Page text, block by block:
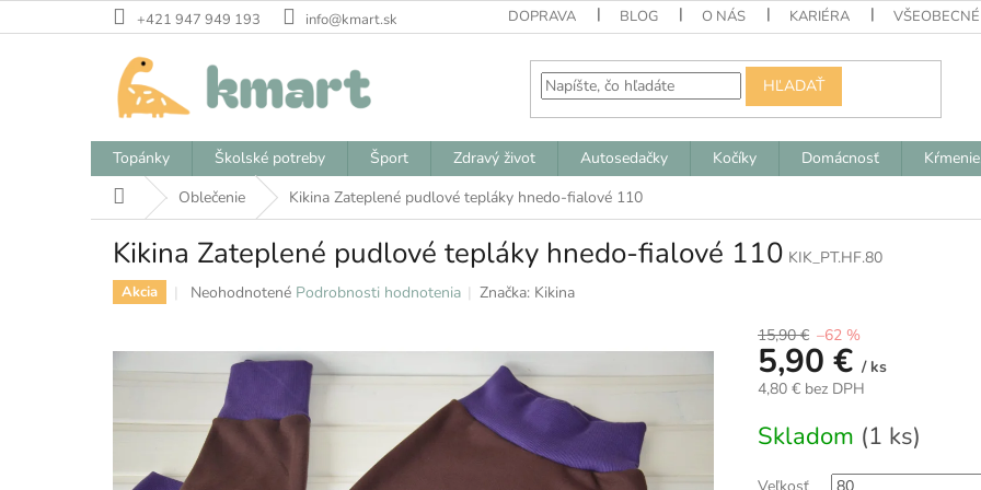
na
+421 947 949 193 info@kmart.sk DOPRAVA BLOG O NÁS KARIÉRA
HĽADAŤ
Topánky Školské potreby Šport Zdravý život Autosedačky Kočíky Domácnosť
DomovOblečenie Kikina Zateplené pudlové tepláky hnedo-fialové 110
Kikina Zateplené pudlové tepláky hnedo-fialové 110 KIK_PT.HF.80
Akcia
Priemerné
je
0,0
hviezdičiek.
Neohodnotené Podrobnosti hodnotenia Značka: Kikina
15,90 € –62 %
5,90 € / ks
4,80 € bez DPH
cena:
Skladom (1 ks)